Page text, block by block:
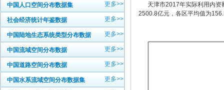
中国人口空间分布数据集 更多>>
社会经济统计年鉴数据 更多>>
中国陆地生态系统类型分布数据 更多>>
中国流域空间分布数据 更多>>
中国道路空间分布数据 更多>>
中国水系流域空间分布数据集 更多>>
天津市2017年实际利用内资
2500.8亿元，各区平均值为